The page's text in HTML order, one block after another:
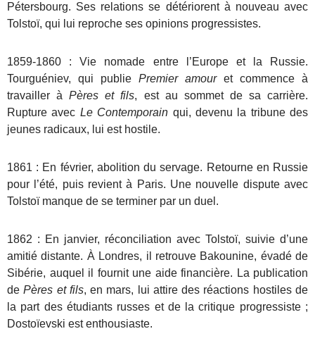
Pétersbourg. Ses relations se détériorent à nouveau avec
Tolstoï, qui lui reproche ses opinions progressistes.
1859-1860 : Vie nomade entre l’Europe et la Russie.
Tourguéniev, qui publie Premier amouret commence à
travailler àPères et fils, est au sommet de sa carrière.
Rupture avec Le Contemporain qui, devenu la tribune des
jeunes radicaux, lui est hostile.
1861 : En février, abolition du servage. Retourne en Russie
pour l’été, puis revient à Paris. Une nouvelle dispute avec
Tolstoï manque de se terminer par un duel.
1862 : En janvier, réconciliation avec Tolstoï, suivie d’une
amitié distante. À Londres, il retrouve Bakounine, évadé de
Sibérie, auquel il fournit une aide financière. La publication
dePères et fils, en mars, lui attire des réactions hostiles de
la part des étudiants russes et de la critique progressiste ;
Dostoïevski est enthousiaste.